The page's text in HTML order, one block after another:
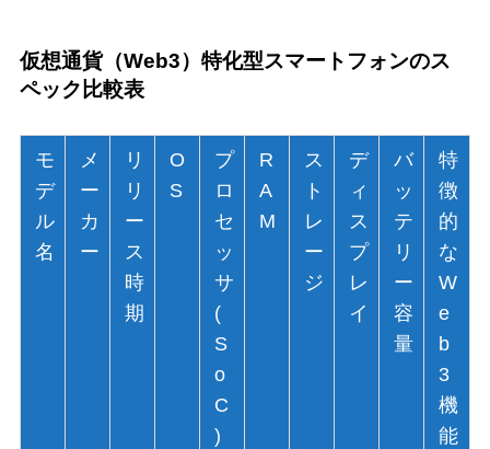
仮想通貨（Web3）特化型スマートフォンのス
ペック比較表
モ
デ
ル
名
メ
ー
カ
ー
リ
リ
ー
ス
時
期
O
S
プ
ロ
セ
ッ
サ
(
S
o
C
)
R
A
M
ス
ト
レ
ー
ジ
デ
ィ
ス
プ
レ
イ
バ
ッ
テ
リ
ー
容
量
特
徴
的
な
W
e
b
3
機
能